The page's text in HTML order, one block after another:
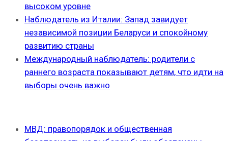
высоком уровне
Наблюдатель из Италии: Запад завидует
независимой позиции Беларуси и спокойному
развитию страны
Международный наблюдатель: родители с
раннего возраста показывают детям, что идти на
выборы очень важно
МВД: правопорядок и общественная